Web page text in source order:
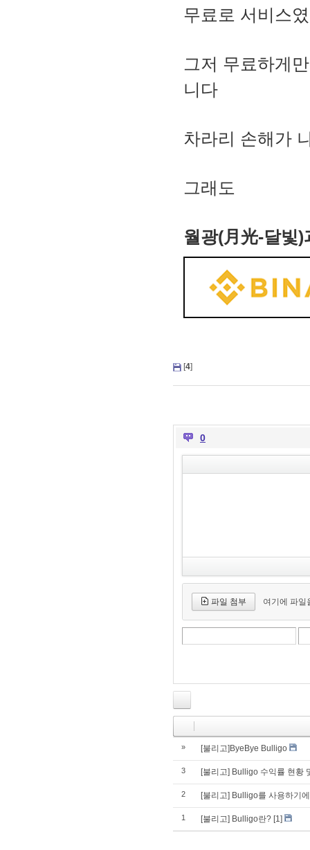
무료로 서비스
그저 무료하게
니다
차라리 손해가
그래도
월광(月光-달빛
[4]
0
파일 첨부 여기에 파일
» [불리고]ByeBye Bulligo
3 [불리고] Bulligo 수익률 현황
2 [불리고] Bulligo를 사용하기
1 [불리고] Bulligo란? [1]